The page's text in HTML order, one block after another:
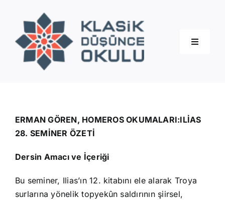
content
Toggle
Eğitimler
İletişim
ERMAN GÖREN, HOMEROS OKUMALARI:ILİAS
28. SEMİNER ÖZETİ
Dersin Amacı ve İçeriği
Bu seminer, Ilias’ın 12. kitabını ele alarak Troya
surlarına yönelik topyekûn saldırının şiirsel,